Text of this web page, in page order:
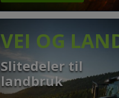
VEI OG
Slitedeler til
landbruk